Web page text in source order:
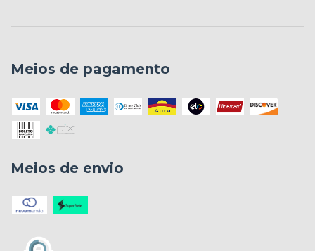
Meios de pagamento
Meios de envio